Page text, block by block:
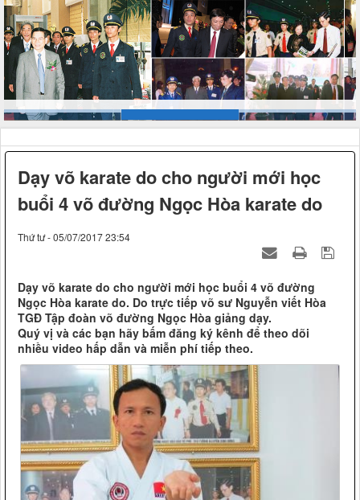
Dạy võ karate do cho người mới học
buổi 4 võ đường Ngọc Hòa karate do
Thứ tư - 05/07/2017 23:54
Dạy võ karate do cho người mới học buổi 4 võ đường
Ngọc Hòa karate do. Do trực tiếp võ sư Nguyễn viết Hòa
TGĐ Tập đoàn võ đường Ngọc Hòa giảng dạy.
Quý vị và các bạn hãy bấm đăng ký kênh để theo dõi
nhiều video hấp dẫn và miễn phí tiếp theo.